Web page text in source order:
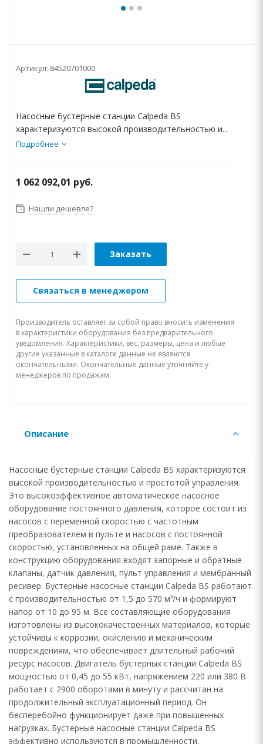
Артикул: 84520701000
Насосные бустерные станции Calpeda BS
характеризуются высокой производительностью и...
Подробнее
1 062 092,01 руб.
Нашли дешевле?
Заказать
Связаться в менеджером
Производитель оставляет за собой право вносить изменения
в характеристики оборудования без предварительного
уведомления. Характеристики, вес, размеры, цена и любые
другие указанные в каталоге данные не являются
окончательными. Окончательные данные уточняйте у
менеджеров по продажам.
Описание
Насосные бустерные станции Calpeda BS характеризуются
высокой производительностью и простотой управления.
Это высокоэффективное автоматическое насосное
оборудование постоянного давления, которое состоит из
насосов с переменной скоростью с частотным
преобразователем в пульте и насосов с постоянной
скоростью, установленных на общей раме. Также в
конструкцию оборудования входят запорные и обратные
клапаны, датчик давления, пульт управления и мембранный
ресивер. Бустерные насосные станции Calpeda BS работают
с производительностью от 1,5 до 570 м³/ч и формируют
напор от 10 до 95 м. Все составляющие оборудования
изготовлены из высококачественных материалов, которые
устойчивы к коррозии, окислению и механическим
повреждениям, что обеспечивает длительный рабочий
ресурс насосов. Двигатель бустерных станции Calpeda BS
мощностью от 0,45 до 55 кВт, напряжением 220 или 380 В
работает с 2900 оборотами в минуту и рассчитан на
продолжительный эксплуатационный период. Он
бесперебойно функционирует даже при повышенных
нагрузках. Бустерные насосные станции Calpeda BS
эффективно используются в промышленности,